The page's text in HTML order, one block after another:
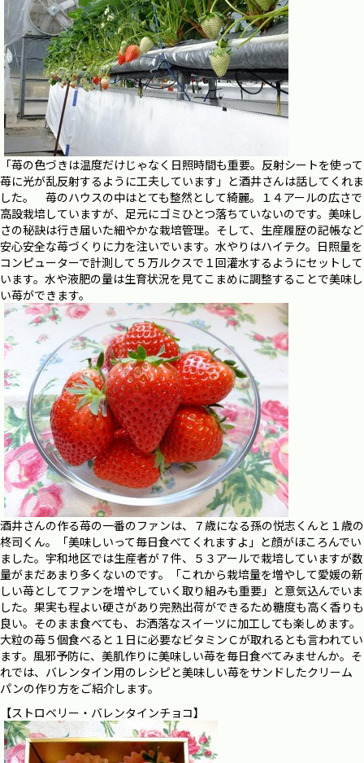
「苺の色づきは温度だけじゃなく日照時間も重要。反射シートを使って
苺に光が乱反射するように工夫しています」と酒井さんは話してくれま
した。 苺のハウスの中はとても整然として綺麗。１４アールの広さで
高設栽培していますが、足元にゴミひとつ落ちていないのです。美味し
さの秘訣は行き届いた細やかな栽培管理。そして、生産履歴の記帳など
安心安全な苺づくりに力を注いでいます。水やりはハイテク。日照量を
コンピューターで計測して５万ルクスで１回灌水するようにセットして
います。水や液肥の量は生育状況を見てこまめに調整することで美味し
い苺ができます。
酒井さんの作る苺の一番のファンは、７歳になる孫の悦志くんと１歳の
柊司くん。「美味しいって毎日食べてくれますよ」と顔がほころんでい
ました。宇和地区では生産者が７件、５３アールで栽培していますが数
量がまだあまり多くないのです。「これから栽培量を増やして愛媛の新
しい苺としてファンを増やしていく取り組みも重要」と意気込んでいま
した。果実も程よい硬さがあり完熟出荷ができるため糖度も高く香りも
良い。そのまま食べても、お洒落なスイーツに加工しても楽しめます。
大粒の苺５個食べると１日に必要なビタミンＣが取れるとも言われてい
ます。風邪予防に、美肌作りに美味しい苺を毎日食べてみませんか。そ
れでは、バレンタイン用のレシピと美味しい苺をサンドしたクリーム
パンの作り方をご紹介します。
【ストロベリー・バレンタインチョコ】